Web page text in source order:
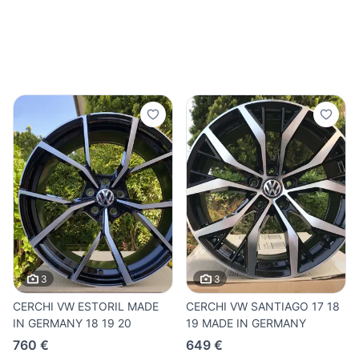
3
CERCHI VW ESTORIL MADE
IN GERMANY 18 19 20
760 €
3
CERCHI VW SANTIAGO 17 18
19 MADE IN GERMANY
649 €